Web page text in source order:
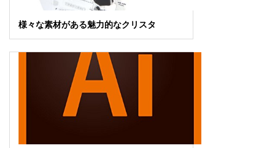
様々な素材がある魅力的なクリスタ